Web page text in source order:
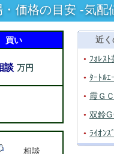
価格の目安 -気配
買い
談 万円
相談
近
● ﾌｫﾚｽﾄ
● ﾀｰﾄﾙｴ
● 霞ＧＣ
● 双鈴
● ﾗｲｵﾝｽ